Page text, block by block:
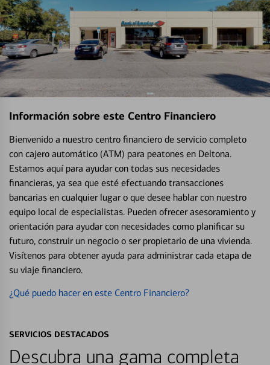
Información sobre este Centro Financiero
Bienvenido a nuestro centro financiero de servicio completo
con cajero automático (ATM) para peatones en Deltona.
Estamos aquí para ayudar con todas sus necesidades
financieras, ya sea que esté efectuando transacciones
bancarias en cualquier lugar o que desee hablar con nuestro
equipo local de especialistas. Pueden ofrecer asesoramiento y
orientación para ayudar con necesidades como planificar su
futuro, construir un negocio o ser propietario de una vivienda.
Visítenos para obtener ayuda para administrar cada etapa de
su viaje financiero.
¿Qué puedo hacer en este Centro Financiero?
SERVICIOS DESTACADOS
Descubra una gama completa